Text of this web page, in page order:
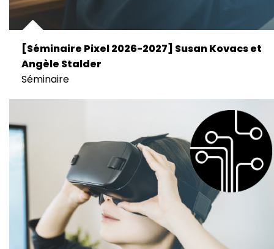
[Séminaire Pixel 2026-2027] Susan Kovacs et
Angèle Stalder
Séminaire